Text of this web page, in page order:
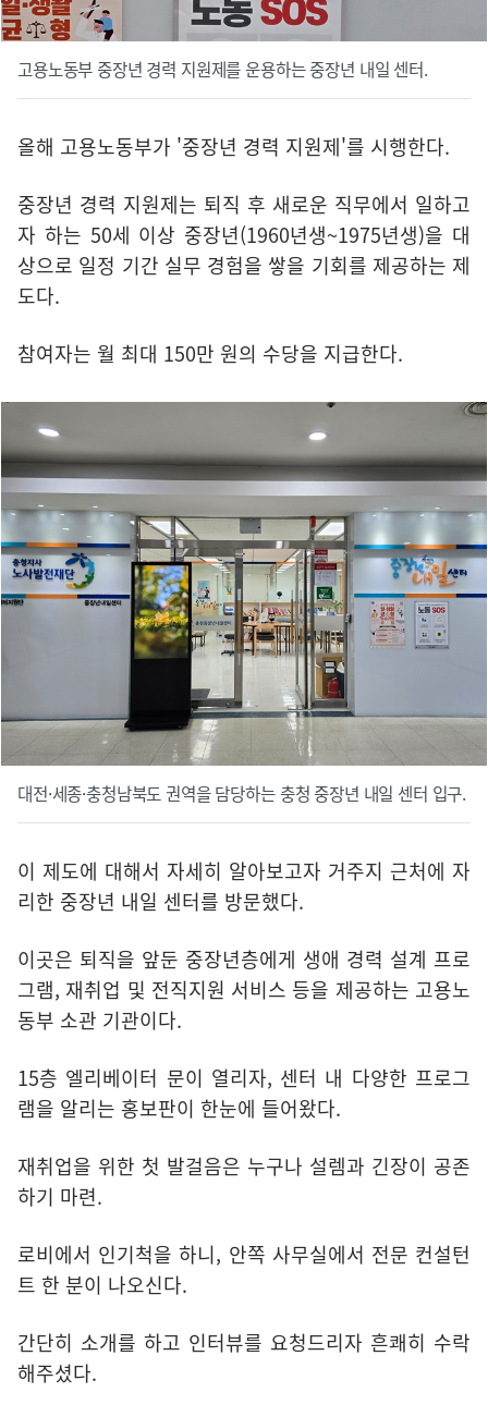
고용노동부 중장년 경력 지원제를 운용하는 중장년 내일 센터.
올해 고용노동부가 '중장년 경력 지원제'를 시행한다.
중장년 경력 지원제는 퇴직 후 새로운 직무에서 일하고
자 하는 50세 이상 중장년(1960년생~1975년생)을 대
상으로 일정 기간 실무 경험을 쌓을 기회를 제공하는 제
도다.
참여자는 월 최대 150만 원의 수당을 지급한다.
대전·세종·충청남북도 권역을 담당하는 충청 중장년 내일 센터 입구.
이 제도에 대해서 자세히 알아보고자 거주지 근처에 자
리한 중장년 내일 센터를 방문했다.
이곳은 퇴직을 앞둔 중장년층에게 생애 경력 설계 프로
그램, 재취업 및 전직지원 서비스 등을 제공하는 고용노
동부 소관 기관이다.
15층 엘리베이터 문이 열리자, 센터 내 다양한 프로그
램을 알리는 홍보판이 한눈에 들어왔다.
재취업을 위한 첫 발걸음은 누구나 설렘과 긴장이 공존
하기 마련.
로비에서 인기척을 하니, 안쪽 사무실에서 전문 컨설턴
트 한 분이 나오신다.
간단히 소개를 하고 인터뷰를 요청드리자 흔쾌히 수락
해주셨다.